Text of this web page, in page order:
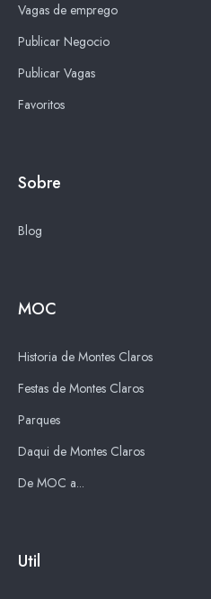
Vagas de emprego
Publicar Negocio
Publicar Vagas
Favoritos
Sobre
Blog
MOC
Historia de Montes Claros
Festas de Montes Claros
Parques
Daqui de Montes Claros
De MOC a...
Util